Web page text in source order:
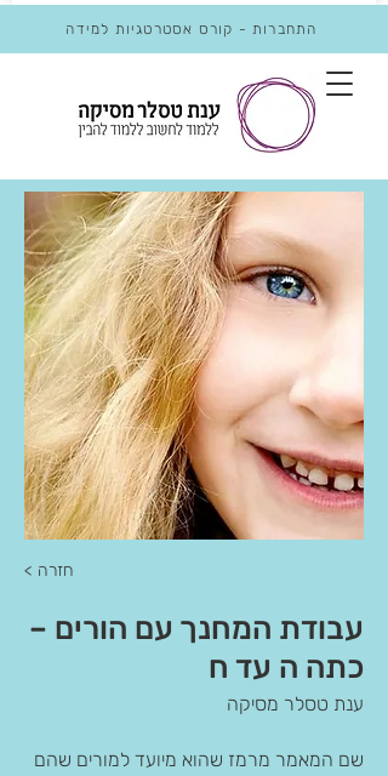
התחברות - קורס אסטרטגיות למידה
< חזרה
עבודת המחנך עם הורים –
כתה ה עד ח
ענת טסלר מסיקה
שם המאמר מרמז שהוא מיועד למורים שהם